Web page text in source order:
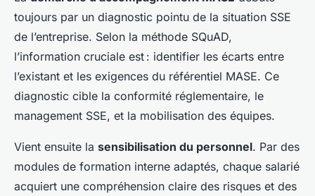
toujours par un diagnostic pointu de la situation SSE
de l’entreprise. Selon la méthode SQuAD,
l’information cruciale est : identifier les écarts entre
l’existant et les exigences du référentiel MASE. Ce
diagnostic cible la conformité réglementaire, le
management SSE, et la mobilisation des équipes.
Vient ensuite la sensibilisation du personnel. Par des
modules de formation interne adaptés, chaque salarié
acquiert une compréhension claire des risques et des